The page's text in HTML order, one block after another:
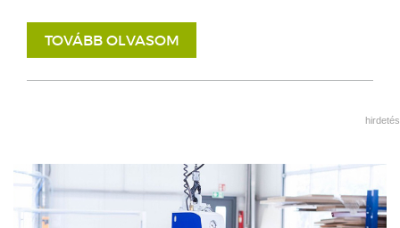
TOVÁBB OLVASOM
hirdetés